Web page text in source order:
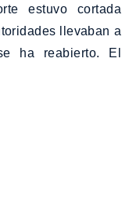
estuvo cortada
llevaban a
ha reabierto. El